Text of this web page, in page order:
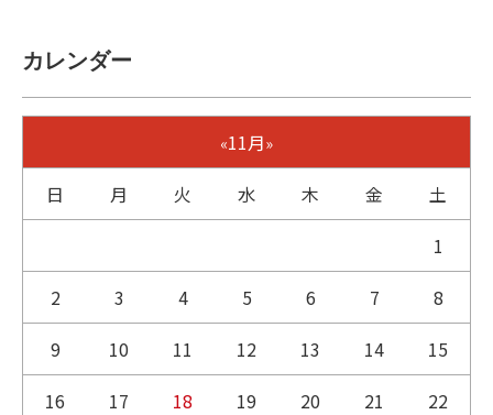
カレンダー
«11月»
日 月 火 水 木 金
土
1
2
3 4 5 6 7
8
9
10 11 12 13 14
15
16
17 18 19 20 21
22